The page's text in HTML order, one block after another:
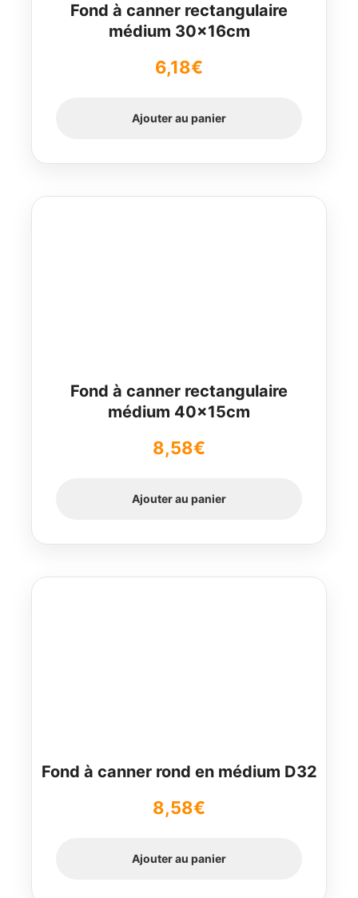
Fond à canner rectangulaire
médium 30x16cm
6,18€
Ajouter au panier
Fond à canner rectangulaire
médium 40x15cm
8,58€
Ajouter au panier
Fond à canner rond en médium D32
8,58€
Ajouter au panier